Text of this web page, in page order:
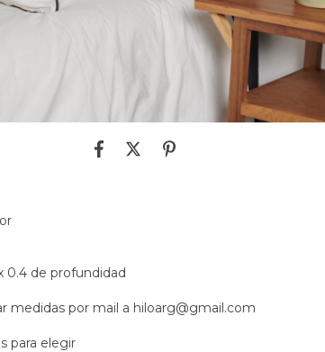
0.4 de profundidad
medidas por mail a hiloarg@gmail.com
para elegir